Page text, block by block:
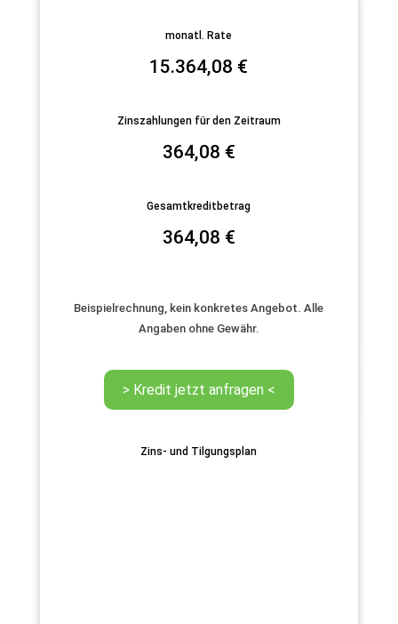
monatl. Rate
15.364,08 €
Zinszahlungen für den Zeitraum
364,08 €
Gesamtkreditbetrag
364,08 €
Beispielrechnung, kein konkretes Angebot. Alle
Angaben ohne Gewähr.
Zins- und Tilgungsplan